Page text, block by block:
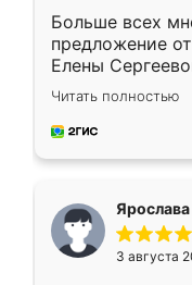
Больше всех
предложение
Елены
короткие
для замера
предложил по
Читать полностью
Ярослава
3 августа